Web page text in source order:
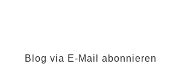
Blog via E-Mail abonnieren